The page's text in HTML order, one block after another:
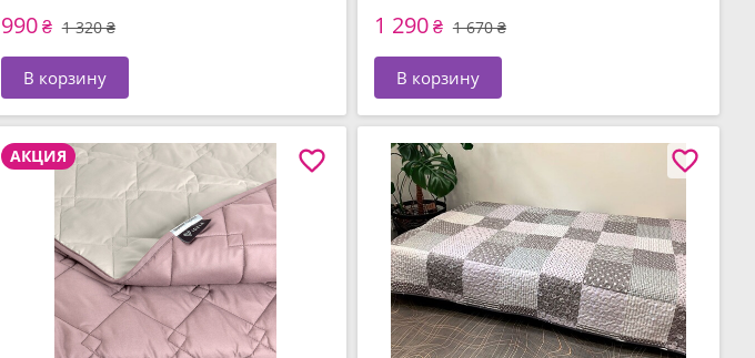
990₴ 1 320 ₴
В корзину
1 290₴ 1 670 ₴
В корзину
АКЦИЯ